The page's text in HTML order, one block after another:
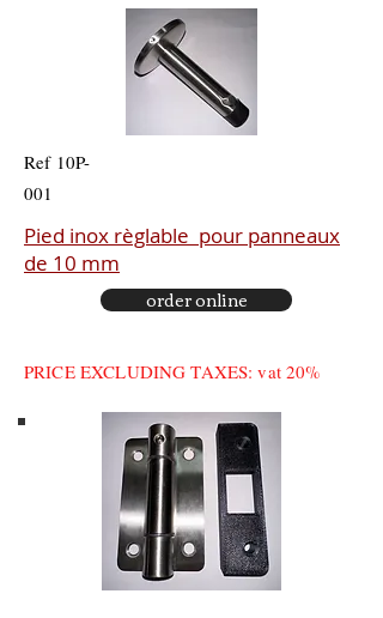
Ref 10P-
001
Pied inox règlable pour panneaux
de 10 mm
order online
PRICE EXCLUDING TAXES: vat 20%